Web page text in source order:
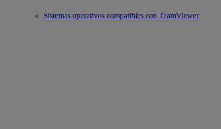
Sistemas operativos compatibles con TeamViewer